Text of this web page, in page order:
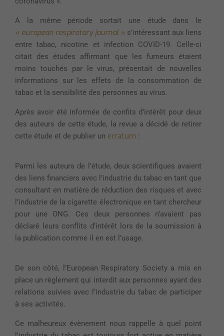
A la même période sortait une étude dans le
« european respiratory journal » s’intéressant aux liens
entre tabac, nicotine et infection COVID-19. Celle-ci
citait des études affirmant que les fumeurs étaient
moins touchés par le virus, présentait de nouvelles
informations sur les effets de la consommation de
tabac et la sensibilité des personnes au virus.
Après avoir été informée de confits d’intérêt pour deux
des auteurs de cette étude, la revue a décidé de retirer
cette étude et de publier un erratum :
Parmi les auteurs de l’étude, deux scientifiques avaient
des liens financiers avec l’industrie du tabac en tant que
consultant en matière de réduction des risques et avec
l’industrie de la cigarette électronique en tant chercheur
pour une ONG. Ces deux personnes n’avaient pas
déclaré leurs conflits d’intérêt lors de la soumission à
la publication comme il en est l’usage.
De son côté, l’European Respiratory Society a mis en
place un règlement qui interdit aux personnes ayant des
relations suivies avec l’industrie du tabac de participer
à ses activités.
Ce malheureux évènement nous rappelle à quel point